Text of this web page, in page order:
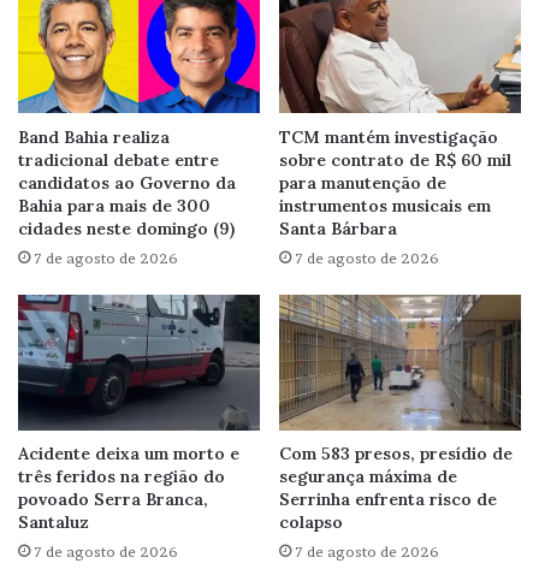
Band Bahia realiza
tradicional debate entre
candidatos ao Governo da
Bahia para mais de 300
cidades neste domingo (9)
7 de agosto de 2026
TCM mantém investigação
sobre contrato de R$ 60 mil
para manutenção de
instrumentos musicais em
Santa Bárbara
7 de agosto de 2026
Acidente deixa um morto e
três feridos na região do
povoado Serra Branca,
Santaluz
7 de agosto de 2026
Com 583 presos, presídio de
segurança máxima de
Serrinha enfrenta risco de
colapso
7 de agosto de 2026